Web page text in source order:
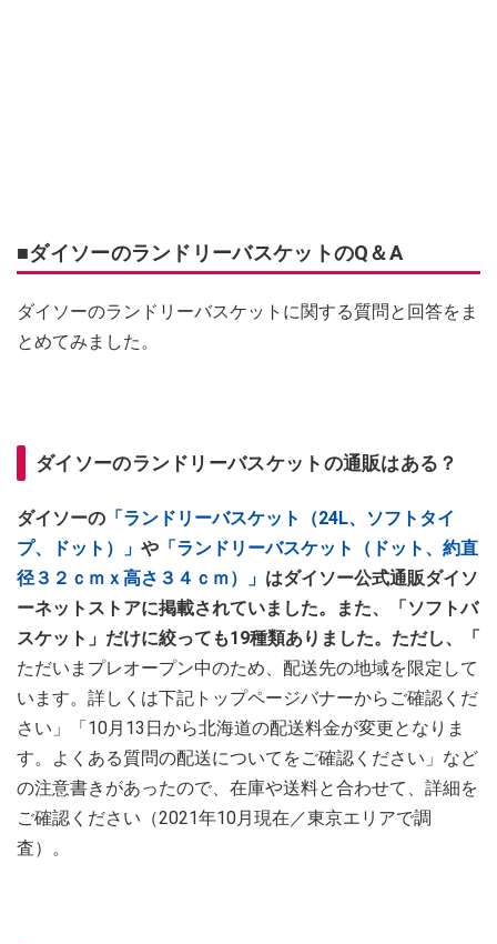
■ダイソーのランドリーバスケットのQ＆A
ダイソーのランドリーバスケットに関する質問と回答をま
とめてみました。
ダイソーのランドリーバスケットの通販はある？
ダイソーの 「ランドリーバスケット（24L、ソフトタイ
プ、ドット）」 や 「ランドリーバスケット（ドット、約直
径３２ｃｍｘ高さ３４ｃｍ）」 はダイソー公式通販ダイソ
ーネットストアに掲載されていました。また、「ソフトバ
スケット」だけに絞っても19種類ありました。ただし、「
ただいまプレオープン中のため、配送先の地域を限定して
います。詳しくは下記トップページバナーからご確認くだ
さい」「10月13日から北海道の配送料金が変更となりま
す。よくある質問の配送についてをご確認ください」など
の注意書きがあったので、在庫や送料と合わせて、詳細を
ご確認ください（2021年10月現在／東京エリアで調
査）。